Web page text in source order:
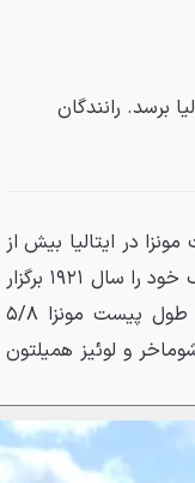
برسد. رانندگان
در ایتالیا بیش از
صد سال سابقه‌ی میزبانی فرمول یک دارد. این محل، اولین رقابت جایزه بزرگ خود را سال ۱۹۲۱ برگزار
کرده و تا امروز ۹۴ مرتبه مسابقات اتومبیل‌رانی فرمول یک داشته است. طول پیست مونزا ۵/۸
شوماخر و لوئیز همیلتون